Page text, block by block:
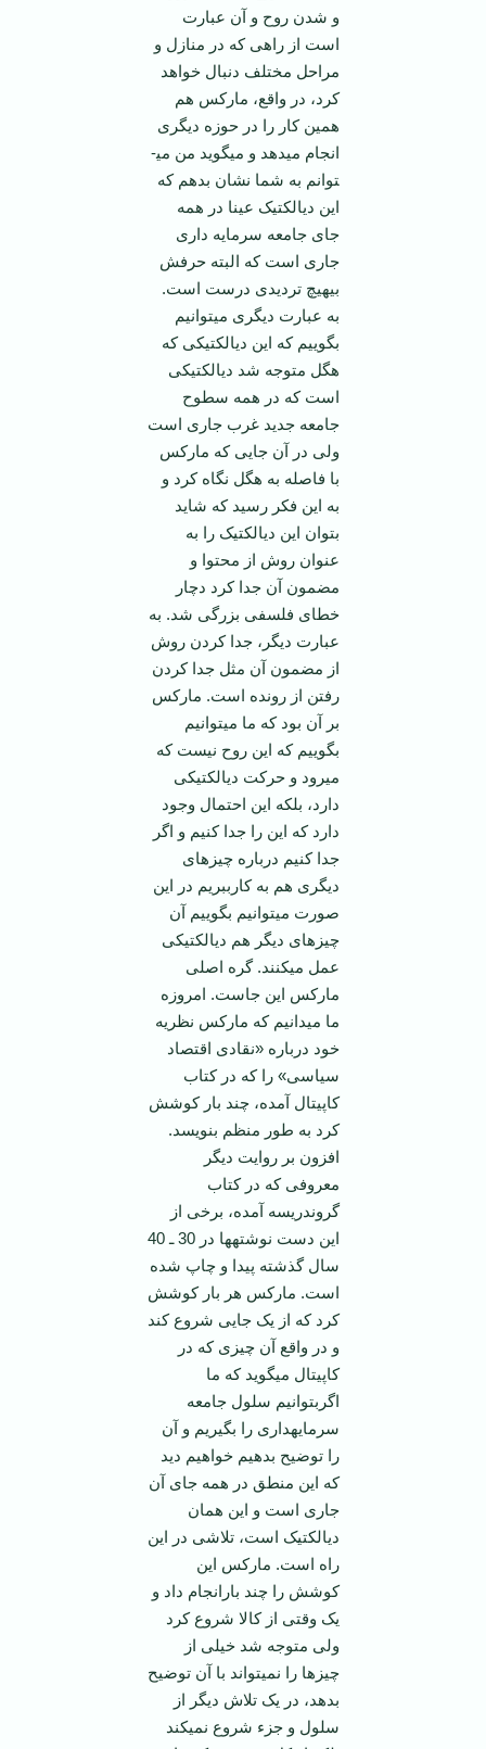
و شدن روح و آن عبارت
است از راهی که در منازل و
مراحل مختلف دنبال خواهد
کرد، در واقع، مارکس هم
همین کار را در حوزه دیگری
انجام می­دهد و می­گوید من می­
توانم به شما نشان بدهم که
این دیالکتیک عینا در همه
جای جامعه سرمایه داری
جاری است که البته حرفش
بی­هیچ تردیدی درست است.
به عبارت دیگری می­توانیم
بگوییم که این دیالکتیکی که
هگل متوجه شد دیالکتیکی
است که در همه سطوح
جامعه جدید غرب جاری است
ولی در آن جایی که مارکس
با فاصله به هگل نگاه کرد و
به این فکر رسید که شاید
بتوان این دیالکتیک را به
عنوان روش از محتوا و
مضمون آن جدا کرد دچار
خطای فلسفی بزرگی شد. به
عبارت دیگر، جدا کردن روش
از مضمون آن مثل جدا کردن
رفتن از رونده است. مارکس
بر آن بود که ما می­توانیم
بگوییم که این روح نیست که
می­رود و حرکت دیالکتیکی
دارد، بلکه این احتمال وجود
دارد که این را جدا کنیم و اگر
جدا کنیم درباره چیزهای
دیگری هم به کارببریم در این
صورت می­توانیم بگوییم آن
چیزهای دیگر هم دیالکتیکی
عمل می­کنند. گره اصلی
مارکس این جاست. امروزه
ما می­دانیم که مارکس نظریه
خود درباره «نقادی اقتصاد
سیاسی» را که در کتاب
کاپیتال آمده، چند بار کوشش
کرد به طور منظم بنویسد.
افزون بر روایت دیگر
معروفی که در کتاب
گروندریسه آمده، برخی از
این دست نوشته­ها در 30 ـ 40
سال گذشته پیدا و چاپ شده
است. مارکس هر بار کوشش
کرد که از یک جایی شروع کند
و در واقع آن چیزی که در
کاپیتال می­گوید که ما
اگربتوانیم سلول جامعه
سرمایه­داری را بگیریم و آن
را توضیح بدهیم خواهیم دید
که این منطق در همه جای آن
جاری است و این همان
دیالکتیک است، تلاشی در این
راه است. مارکس این
کوشش را چند بارانجام داد و
یک وقتی از کالا شروع کرد
ولی متوجه شد خیلی از
چیزها را نمی­تواند با آن توضیح
بدهد، در یک تلاش دیگر از
سلول و جزء شروع نمی­کند